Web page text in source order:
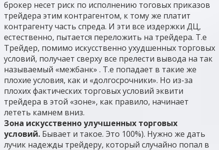
брокер несет риск по исполнению тоговых приказов
трейдера этим контрагентом, к тому же платит
контрагенту часть спреда. И эти все издержки ДЦ,
естественно, пытается переложить на трейдера. Т.е
Трейдер, помимо искусственно ухудшенных торговых
условий, получает сверху все прелести вывода на так
называемый «межбанк» . Т.е попадает в такие же
плохие условия, как и «долгосрочники». Но из-за
плохих фактических торговых условий эквити
трейдера в этой «зоне», как правило, начинает
лететь камнем вниз.
Зона искусственно улучшенных торговых
условий. Бывает и такое. Это 100%). Нужно же дать
лучик надежды трейдеру, который случайно попал в